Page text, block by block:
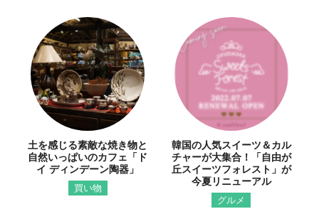
土を感じる素敵な焼き物と
自然いっぱいのカフェ「ド
イ ディンデーン陶器」
買い物
韓国の人気スイーツ＆カル
チャーが大集合！「自由が
丘スイーツフォレスト」が
今夏リニューアル
グルメ